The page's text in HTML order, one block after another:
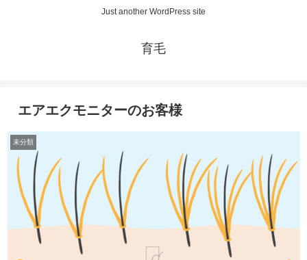
Just another WordPress site
育毛
エアエクモニターのお客様
未分類